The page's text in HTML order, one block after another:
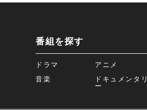
番組を探す
ドラマ アニメ
音楽
ドキュメンタリ
ー